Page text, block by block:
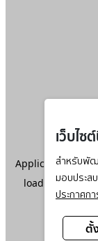
เว็บไซ
สำหรับพัฒ
มอบประส
ประกาศก
ตั้
Application
loading